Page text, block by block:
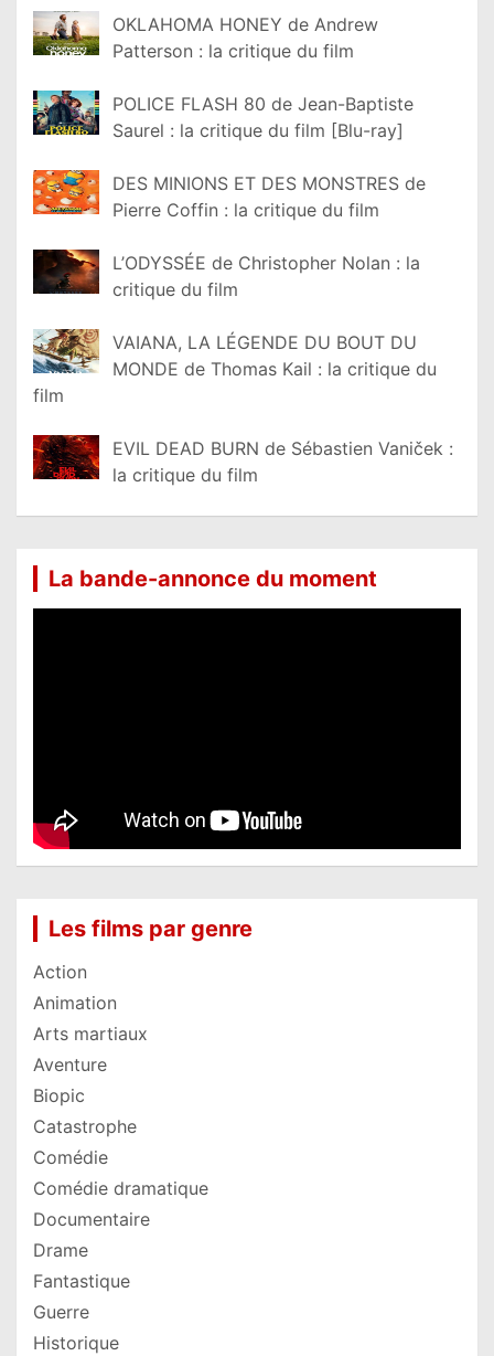
OKLAHOMA HONEY de Andrew
Patterson : la critique du film
POLICE FLASH 80 de Jean-Baptiste
Saurel : la critique du film [Blu-ray]
DES MINIONS ET DES MONSTRES de
Pierre Coffin : la critique du film
L’ODYSSÉE de Christopher Nolan : la
critique du film
VAIANA, LA LÉGENDE DU BOUT DU
MONDE de Thomas Kail : la critique du
film
EVIL DEAD BURN de Sébastien Vaniček :
la critique du film
La bande-annonce du moment
Les films par genre
Action
Animation
Arts martiaux
Aventure
Biopic
Catastrophe
Comédie
Comédie dramatique
Documentaire
Drame
Fantastique
Guerre
Historique